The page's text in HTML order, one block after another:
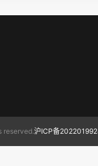
reserved.沪ICP备